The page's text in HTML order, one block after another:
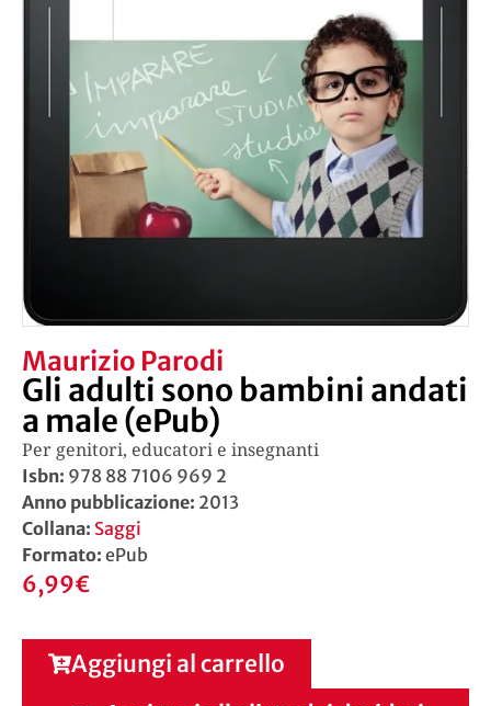
Maurizio Parodi
Gli adulti sono bambini andati
a male (ePub)
Per genitori, educatori e insegnanti
Isbn: 978 88 7106 969 2
Anno pubblicazione: 2013
Collana: Saggi
Formato: ePub
6,99€
Aggiungi al carrello